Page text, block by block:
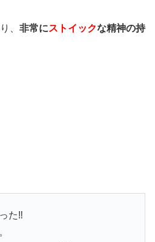
、 非常にストイックな精神の持
た‼︎